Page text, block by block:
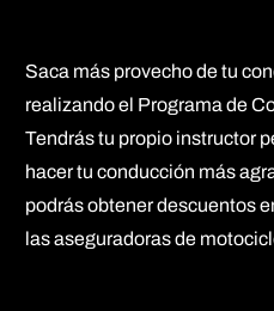
Saca más provecho de tu
realizando el Programa de
Tendrás tu propio instructor
hacer tu conducción más
podrás obtener descuentos
las aseguradoras de